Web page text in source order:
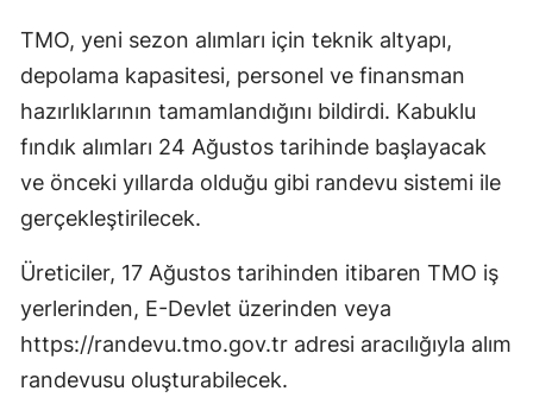
TMO, yeni sezon alımları için teknik altyapı,
depolama kapasitesi, personel ve finansman
hazırlıklarının tamamlandığını bildirdi. Kabuklu
fındık alımları 24 Ağustos tarihinde başlayacak
ve önceki yıllarda olduğu gibi randevu sistemi ile
gerçekleştirilecek.
Üreticiler, 17 Ağustos tarihinden itibaren TMO iş
yerlerinden, E-Devlet üzerinden veya
https://randevu.tmo.gov.tr adresi aracılığıyla alım
randevusu oluşturabilecek.